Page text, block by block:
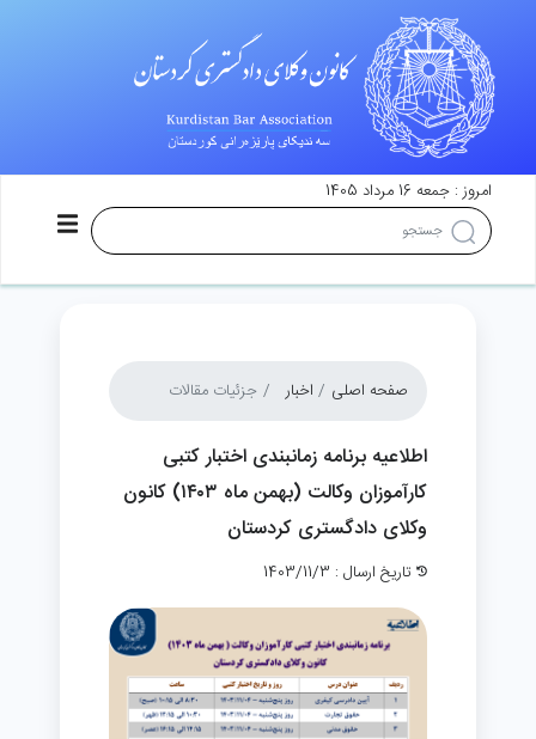
امروز : جمعه 16 مرداد 1405
صفحه اصلی اخبار جزئیات مقالات
اطلاعیه برنامه زمانبندی اختبار کتبی
کارآموزان وکالت (بهمن ماه ۱۴۰۳) کانون
وکلای دادگستری کردستان
تاریخ ارسال : 1403/11/3